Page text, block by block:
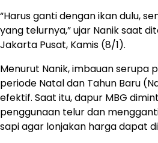
“Harus ganti dengan ikan dulu,
yang telurnya,” ujar Nanik saat
Jakarta Pusat, Kamis (8/1).
Menurut Nanik, imbauan serupa
periode Natal dan Tahun Baru
efektif. Saat itu, dapur MBG
penggunaan telur dan
sapi agar lonjakan harga dapat